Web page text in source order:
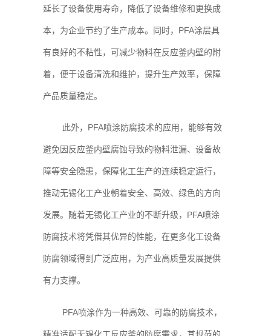
延长了设备使用寿命，降低了设备维修和更换成
本，为企业节约了生产成本。同时，PFA涂层具
有良好的不粘性，可减少物料在反应釜内壁的附
着，便于设备清洗和维护，提升生产效率，保障
产品质量稳定。
此外，PFA喷涂防腐技术的应用，能够有效
避免因反应釜内壁腐蚀导致的物料泄漏、设备故
障等安全隐患，保障化工生产的连续稳定运行，
推动无锡化工产业朝着安全、高效、绿色的方向
发展。随着无锡化工产业的不断升级，PFA喷涂
防腐技术将凭借其优异的性能，在更多化工设备
防腐领域得到广泛应用，为产业高质量发展提供
有力支撑。
PFA喷涂作为一种高效、可靠的防腐技术，
精准适配无锡化工反应釜的防腐需求，其规范的